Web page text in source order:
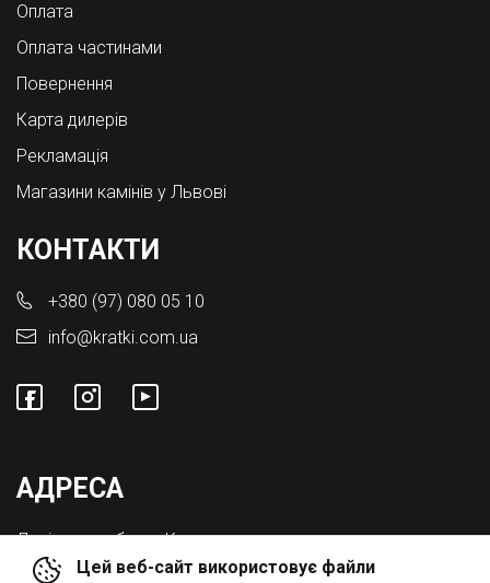
Цей веб-сайт використовує файли
Оплата
Оплата частинами
Повернення
Карта дилерів
Рекламація
Магазини камінів у Львові
КОНТАКТИ
+380 (97) 080 05 10
info@kratki.com.ua
АДРЕСА
Львівська обл., с. Конопниця,
Вул. Городоцька 8а